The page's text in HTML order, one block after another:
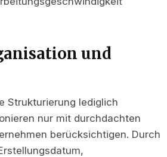
und
Strukturierung lediglich
nur mit durchdachten
berücksichtigen. Durch